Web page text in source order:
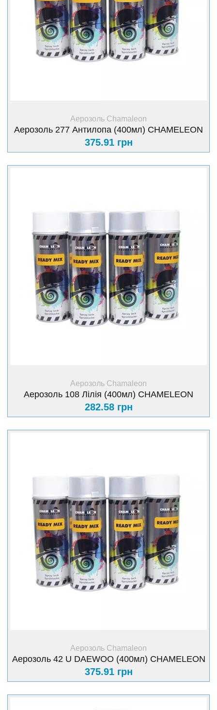
+ Купити
Аерозоль Chamaleon
Аерозоль 277 Антилопа (400мл) CHAMELEON
375.91 грн
+ Купити
Аерозоль Chamaleon
Аерозоль 108 Лілія (400мл) CHAMELEON
282.58 грн
+ Купити
Аерозоль Chamaleon
Аерозоль 42 U DAEWOO (400мл) CHAMELEON
375.91 грн